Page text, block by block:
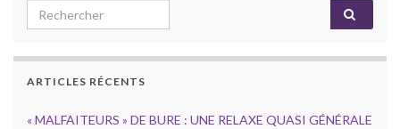
Search for:
ARTICLES RÉCENTS
« MALFAITEURS » DE BURE : UNE RELAXE QUASI GÉNÉRALE